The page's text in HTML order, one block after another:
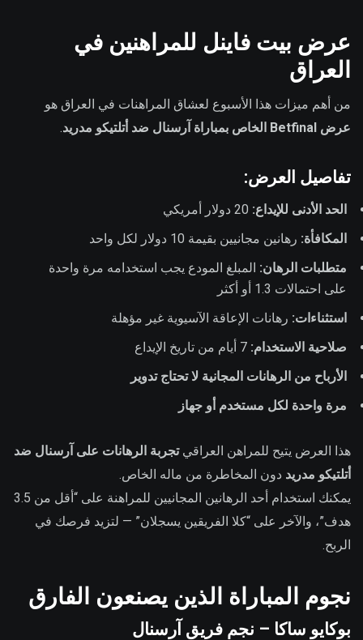
عرض بيت فاينل للمراهنين في
العراق
من أهم ميزات هذا الأسبوع لعشاق المراهنات في العراق هو
عرض Betfinal الخاص بمباراة آرسنال ضد أتلتيكو مدريد
.
تفاصيل العرض:
الحد الأدنى للإيداع:
المكافأة: رهانين مجانيين بقيمة 10 دولار لكل واحد
متطلبات الرهان: المبلغ المودع يجب استخدامه مرة واحدة
على احتمالات 1.3 أو أكثر
استثناءات: رهانات الإعاقة الآسيوية غير مؤهلة
صلاحية الاستخدام:
الأرباح من الرهانات المجانية لا تحتاج تدوير
مرة واحدة لكل مستخدم أو جهاز
هذا العرض يتيح للمراهن العراقيتجربة الرهانات على آرسنال ضد
أتلتيكو مدريد دون المخاطرة من ماله الخاص.
يمكنك استخدام أحد الرهانين المجانيين للمراهنة على “أقل من 3.5
هدف”، والآخر على “كلا الفريقين يسجلان” — لتزيد فرصك في
الربح.
نجوم المباراة الذين يصنعون الفارق
بوكايو ساكا – نجم فريق آرسنال